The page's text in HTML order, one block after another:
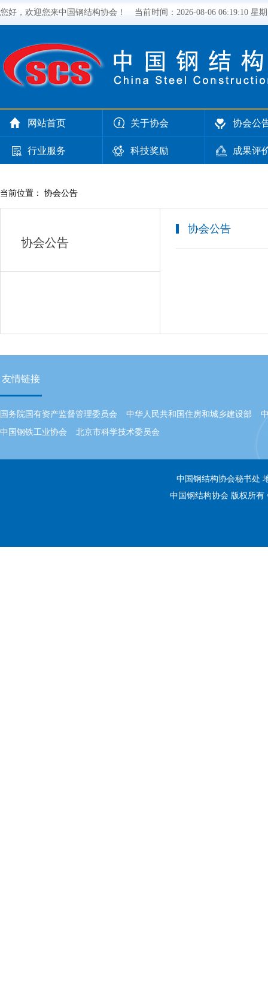
您好，欢迎您来中国钢结构协会！ 当前时间： 2026-08-06 06:19:10 星
网站首页 关于协会 协会公
行业服务 科技奖励 成果评
当前位置： 协会公告
协会公告
协会公告
友情链接
国务院国有资产监督管理委员会 中华人民共和国住房和城乡建设部
中国钢铁工业协会
北京市科学技术委员会
中国钢结构协会秘书处
中国钢结构协会 版权所有